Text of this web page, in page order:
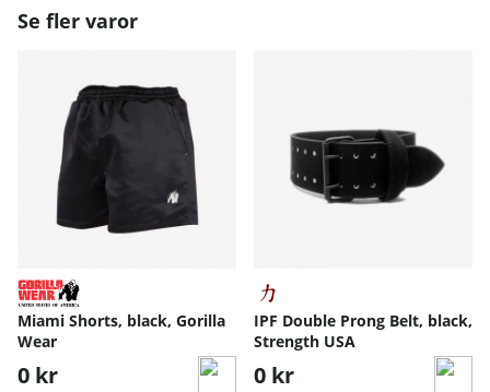
Handskens längd
17 18 19
20
Handskens bredd
10 10.5
Handskens bredd längst ned
Se fler varor
Miami Shorts, black, Gorilla
Wear
0 kr
IPF Double Prong Belt, black,
Strength USA
0 kr